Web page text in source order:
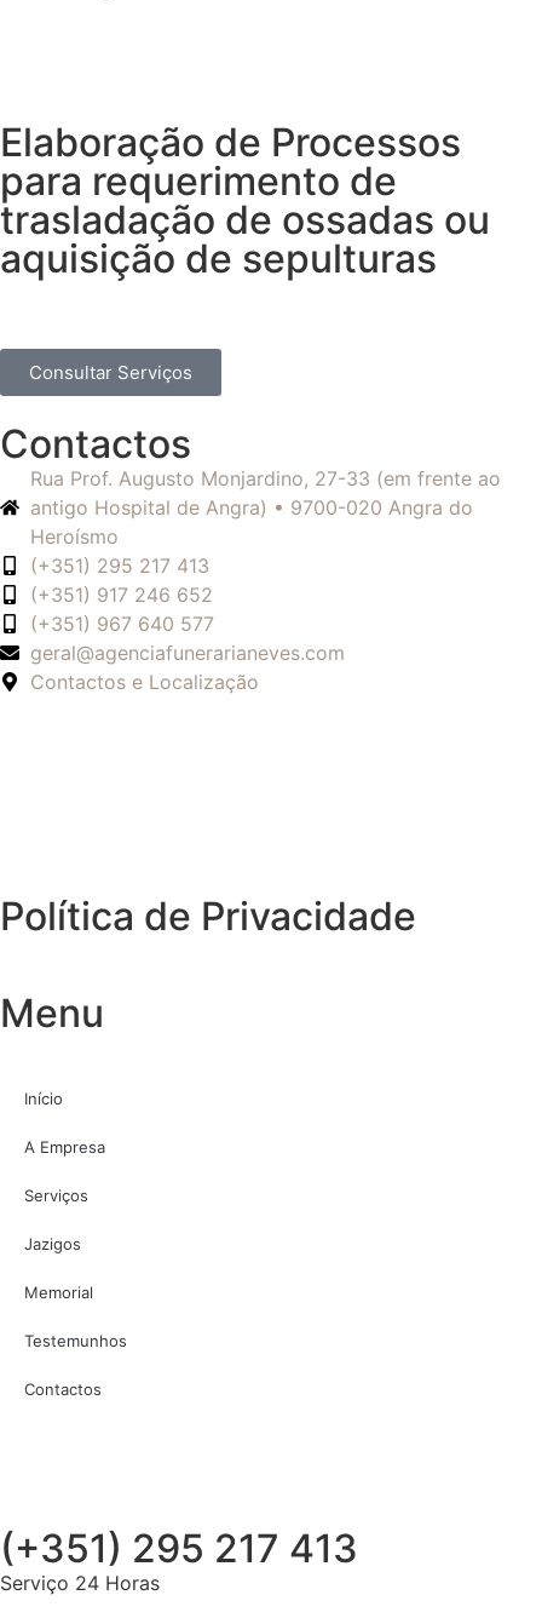
Elaboração de Processos
para requerimento de
trasladação de ossadas ou
aquisição de sepulturas
Consultar Serviços
Contactos
Rua Prof. Augusto Monjardino, 27-33 (em frente ao
antigo Hospital de Angra) • 9700-020 Angra do
Heroísmo
(+351) 295 217 413
(+351) 917 246 652
(+351) 967 640 577
geral@agenciafunerarianeves.com
Contactos e Localização
Política de Privacidade
Menu
Início
A Empresa
Serviços
Jazigos
Memorial
Testemunhos
Contactos
(+351) 295 217 413
Serviço 24 Horas